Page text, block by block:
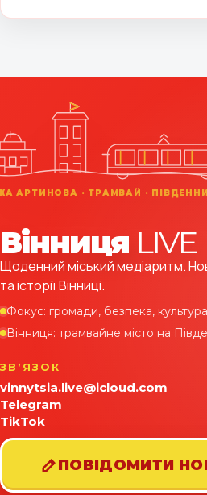
Вінниця LIVE
Щоденний міський медіаритм.
та історії Вінниці.
Фокус: громади, безпека,
Вінниця: трамвайне місто на
ЗВʼЯЗОК
vinnytsia.live@icloud.com
Telegram
TikTok
ПОВІДОМИТИ